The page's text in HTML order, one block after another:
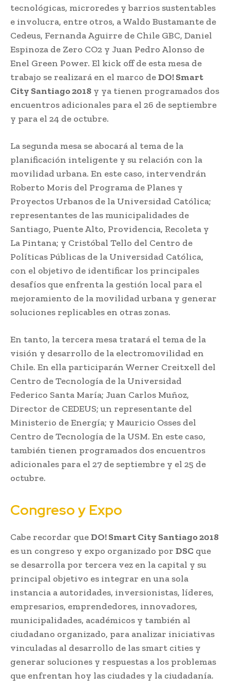
tecnológicas, microredes y barrios sustentables
e involucra, entre otros, a Waldo Bustamante de
Cedeus, Fernanda Aguirre de Chile GBC, Daniel
Espinoza de Zero CO2 y Juan Pedro Alonso de
Enel Green Power. El kick off de esta mesa de
trabajo se realizará en el marco deDO! Smart
City Santiago 2018 y ya tienen programados dos
encuentros adicionales para el 26 de septiembre
y para el 24 de octubre.
La segunda mesa se abocará al tema de la
planificación inteligente y su relación con la
movilidad urbana. En este caso, intervendrán
Roberto Moris del Programa de Planes y
Proyectos Urbanos de la Universidad Católica;
representantes de las municipalidades de
Santiago, Puente Alto, Providencia, Recoleta y
La Pintana; y Cristóbal Tello del Centro de
Políticas Públicas de la Universidad Católica,
con el objetivo de identificar los principales
desafíos que enfrenta la gestión local para el
mejoramiento de la movilidad urbana y generar
soluciones replicables en otras zonas.
En tanto, la tercera mesa tratará el tema de la
visión y desarrollo de la electromovilidad en
Chile. En ella participarán Werner Creitxell del
Centro de Tecnología de la Universidad
Federico Santa María; Juan Carlos Muñoz,
Director de CEDEUS; un representante del
Ministerio de Energía; y Mauricio Osses del
Centro de Tecnología de la USM. En este caso,
también tienen programados dos encuentros
adicionales para el 27 de septiembre y el 25 de
octubre.
Congreso y Expo
Cabe recordar queDO! Smart City Santiago 2018
es un congreso y expo organizado por DSC que
se desarrolla por tercera vez en la capital y su
principal objetivo es integrar en una sola
instancia a autoridades, inversionistas, líderes,
empresarios, emprendedores, innovadores,
municipalidades, académicos y también al
ciudadano organizado, para analizar iniciativas
vinculadas al desarrollo de las smart cities y
generar soluciones y respuestas a los problemas
que enfrentan hoy las ciudades y la ciudadanía.